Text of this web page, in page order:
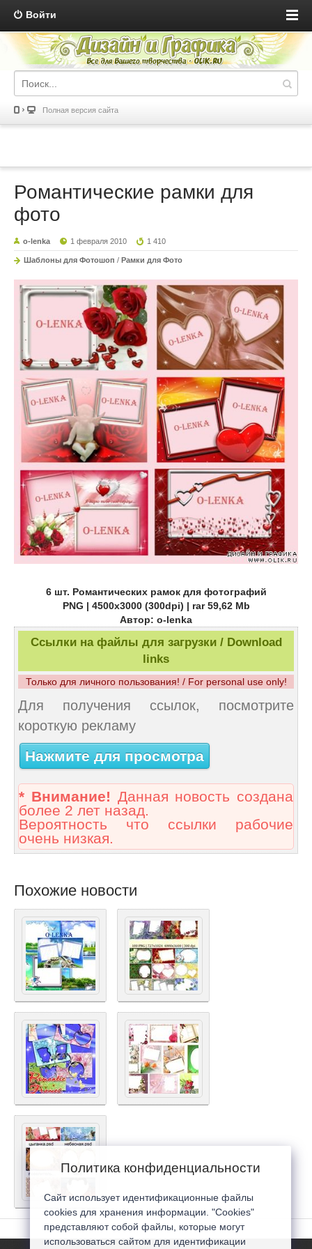
Войти
Полная версия сайта
Романтические рамки для
фото
o-lenka 1 февраля 2010 1 410
Шаблоны для Фотошоп / Рамки для Фото
6 шт. Романтических рамок для фотографий
PNG | 4500х3000 (300dpi) | rar 59,62 Mb
Автор: o-lenka
Ссылки на файлы для загрузки / Download
links
Только для личного пользования! / For personal use only!
Для получения ссылок, посмотрите
короткую рекламу
Нажмите для просмотра
* Внимание! Данная новость создана
более 2 лет назад.
Вероятность что ссылки рабочие
очень низкая.
Похожие новости
Политика конфиденциальности
Сайт использует идентификационные файлы
cookies для хранения информации. "Cookies"
представляют собой файлы, которые могут
использоваться сайтом для идентификации